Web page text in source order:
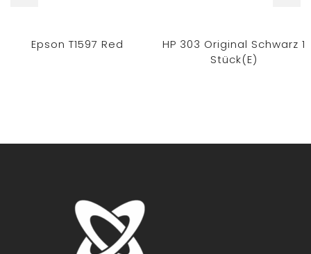
Epson T1597 Red
HP 303 Original Schwarz 1
Stück(e)